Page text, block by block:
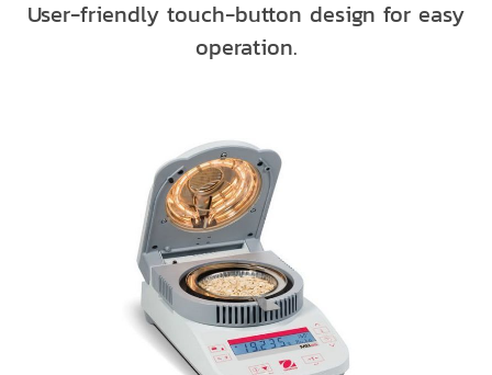
User-friendly touch-button design for easy
operation.